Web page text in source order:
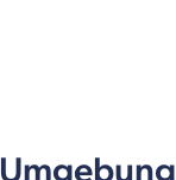
Umgebung